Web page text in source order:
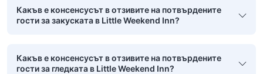
Какъв е консенсусът в отзивите на потвърдените
гости за закуската в Little Weekend Inn?
Какъв е консенсусът в отзивите на потвърдените
гости за гледката в Little Weekend Inn?